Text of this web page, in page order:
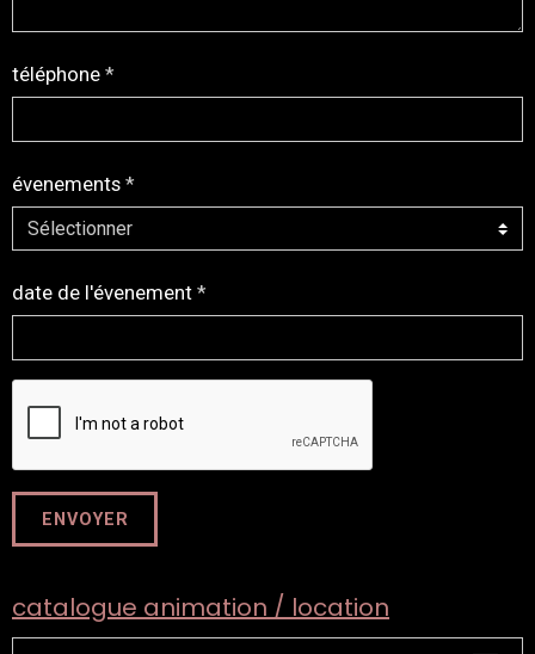
téléphone
évenements
date de l'évenement
ENVOYER
catalogue animation / location